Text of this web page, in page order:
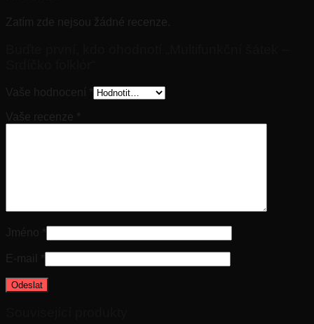
Zatím zde nejsou žádné recenze.
Vaše hodnocení
Vaše recenze
Jméno